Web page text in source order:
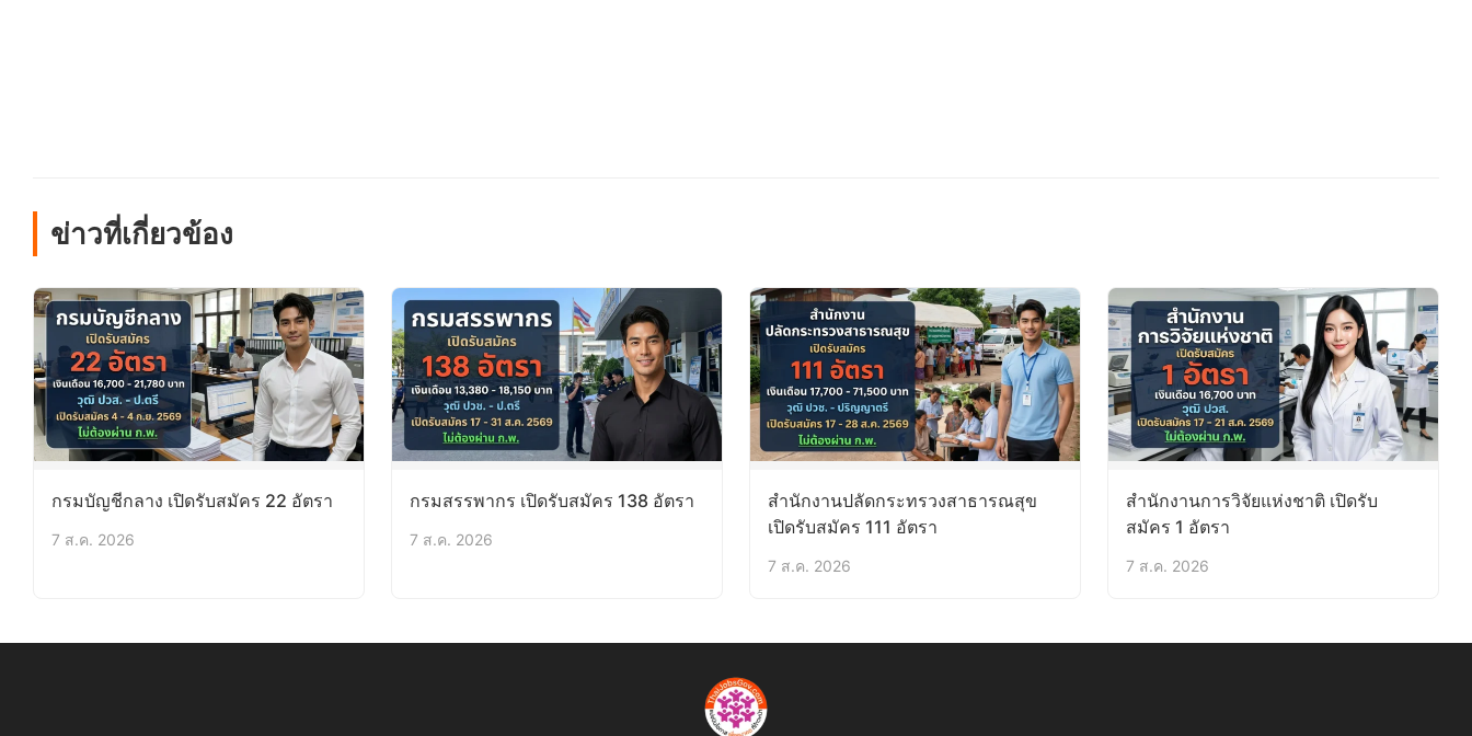
ข่าวที่เกี่ยวข้อง
กรมบัญชีกลาง เปิดรับสมัคร 22 อัตรา
7 ส.ค. 2026
กรมสรรพากร เปิดรับสมัคร 138 อัตรา
7 ส.ค. 2026
สำนักงานปลัดกระทรวงสาธารณสุข
เปิดรับสมัคร 111 อัตรา
7 ส.ค. 2026
สำนักงานการวิจัยแห่งชาติ เปิดรับ
สมัคร 1 อัตรา
7 ส.ค. 2026